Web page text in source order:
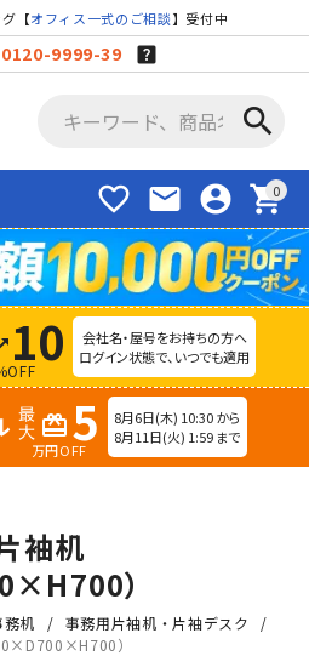
【オフィス一式のご相談】受付中
0120-9999-39
search
favorite_border mail account_circle shopping_cart
10
会社名・屋号をお持ちの方へ
ログイン状態で、いつでも適用
redeem 5
万円OFF
8月6日(木) 10:30 から
8月11日(火) 1:59 まで
袖机
）
務机
事務用片袖机・片袖デスク
）